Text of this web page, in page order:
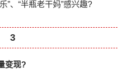
”、“半瓶老干妈”感兴趣?
3
变现?